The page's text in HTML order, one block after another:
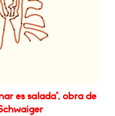
es salada", obra de